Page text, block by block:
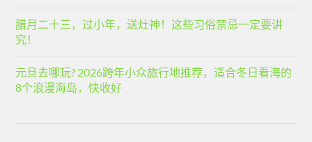
腊月二十三，过小年，送灶神！这些习俗禁忌一定要讲
究！
元旦去哪玩? 2026跨年小众旅行地推荐，适合冬日看海的
8个浪漫海岛，快收好